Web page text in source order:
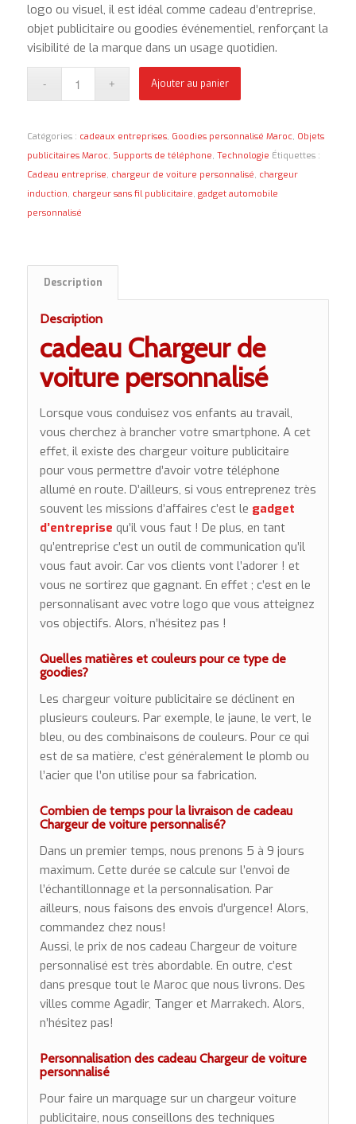
logo ou visuel, il est idéal comme cadeau d’entreprise,
objet publicitaire ou goodies événementiel, renforçant la
visibilité de la marque dans un usage quotidien.
Ajouter au panier
Catégories : cadeaux entreprises, Goodies personnalisé Maroc, Objets
publicitaires Maroc, Supports de téléphone, Technologie Étiquettes :
Cadeau entreprise, chargeur de voiture personnalisé, chargeur
induction, chargeur sans fil publicitaire, gadget automobile
personnalisé
Description
Description
cadeau Chargeur de
voiture personnalisé
Lorsque vous conduisez vos enfants au travail,
vous cherchez à brancher votre smartphone. A cet
effet, il existe des chargeur voiture publicitaire
pour vous permettre d’avoir votre téléphone
allumé en route. D’ailleurs, si vous entreprenez très
souvent les missions d’affaires c’est le gadget
d’entreprise qu’il vous faut ! De plus, en tant
qu’entreprise c’est un outil de communication qu’il
vous faut avoir. Car vos clients vont l’adorer ! et
vous ne sortirez que gagnant. En effet ; c’est en le
personnalisant avec votre logo que vous atteignez
vos objectifs. Alors, n’hésitez pas !
Quelles matières et couleurs pour ce type de
goodies?
Les chargeur voiture publicitaire se déclinent en
plusieurs couleurs. Par exemple, le jaune, le vert, le
bleu, ou des combinaisons de couleurs. Pour ce qui
est de sa matière, c’est généralement le plomb ou
l’acier que l’on utilise pour sa fabrication.
Combien de temps pour la livraison de cadeau
Chargeur de voiture personnalisé?
Dans un premier temps, nous prenons 5 à 9 jours
maximum. Cette durée se calcule sur l’envoi de
l’échantillonnage et la personnalisation. Par
ailleurs, nous faisons des envois d’urgence! Alors,
commandez chez nous!
Aussi, le prix de nos cadeau Chargeur de voiture
personnalisé est très abordable. En outre, c’est
dans presque tout le Maroc que nous livrons. Des
villes comme Agadir, Tanger et Marrakech. Alors,
n’hésitez pas!
Personnalisation des cadeau Chargeur de voiture
personnalisé
Pour faire un marquage sur un chargeur voiture
publicitaire, nous conseillons des techniques